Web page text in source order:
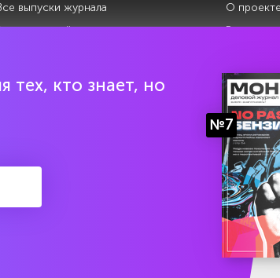
выпуски журнала
изданий
О проекте
Редакция
Контакты
Эл № ФС77-87108 от 26 марта 2024 г. Выдано
Политика конфиденциальности
тех, кто знает, но
№7